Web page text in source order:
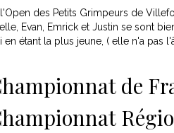
des Petits Grimpeurs de
Evan, Emrick et Justin se sont
en étant la plus jeune, ( elle n'a pas
de